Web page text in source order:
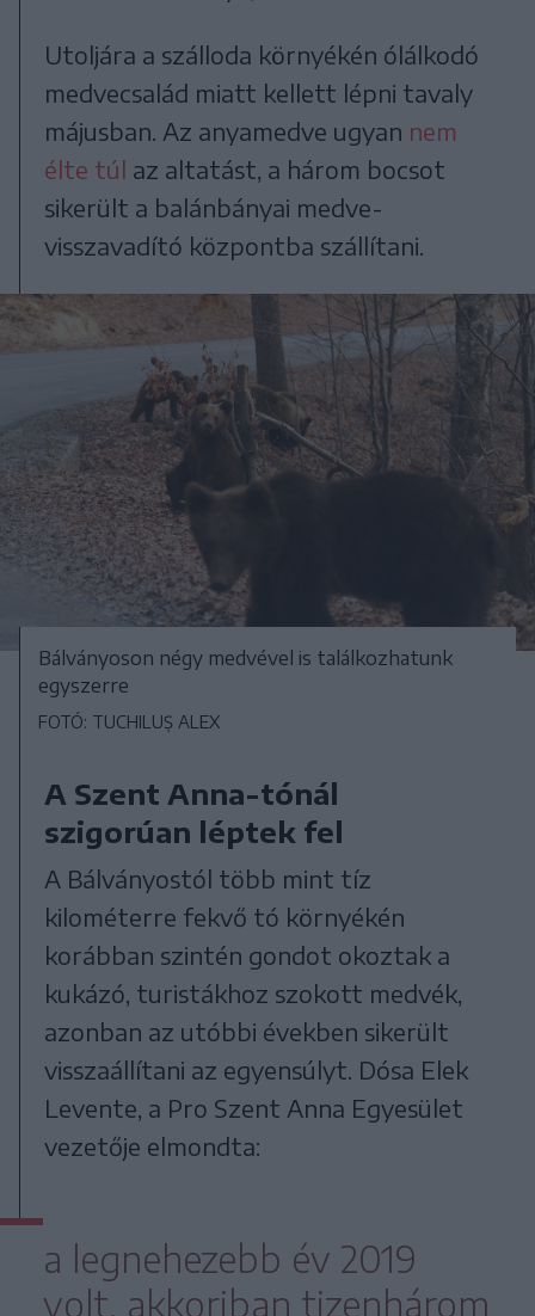
Utoljára a szálloda környékén ólálkodó
medvecsalád miatt kellett lépni tavaly
májusban. Az anyamedve ugyan nem
élte túl az altatást, a három bocsot
sikerült a balánbányai medve-
visszavadító központba szállítani.
Bálványoson négy medvével is találkozhatunk
egyszerre
FOTÓ: TUCHILUȘ ALEX
A Szent Anna-tónál
szigorúan léptek fel
A Bálványostól több mint tíz
kilométerre fekvő tó környékén
korábban szintén gondot okoztak a
kukázó, turistákhoz szokott medvék,
azonban az utóbbi években sikerült
visszaállítani az egyensúlyt. Dósa Elek
Levente, a Pro Szent Anna Egyesület
vezetője elmondta:
a legnehezebb év 2019
volt, akkoriban tizenhárom